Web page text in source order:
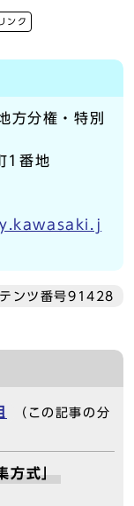
ンク
分権・特別
1番地
ンツ番号91428
（この記事の分
方式」